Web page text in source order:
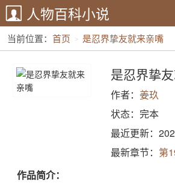
人物百科小说
当前位置： 首页 是忍界挚友就来亲嘴
是忍界挚
作者： 姜玖
状态：完本
最近更新：
最新章节： 第
作品简介：